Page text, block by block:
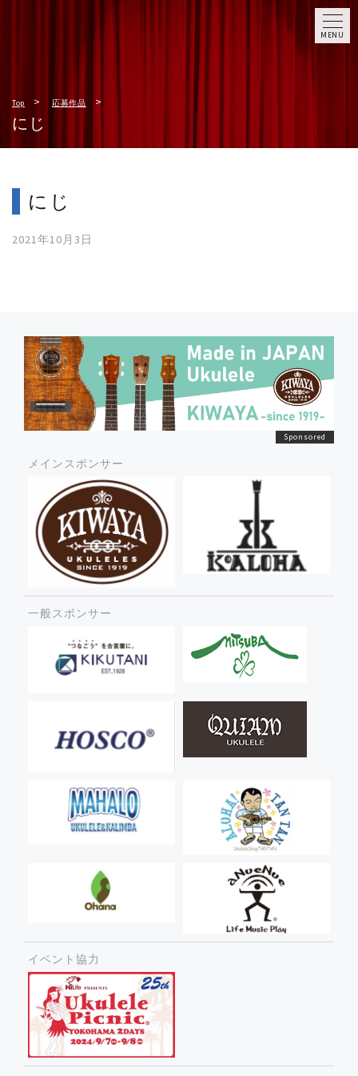
MENU
Top 応募作品
にじ
にじ
2021年10月3日
メインスポンサー
一般スポンサー
イベント協力